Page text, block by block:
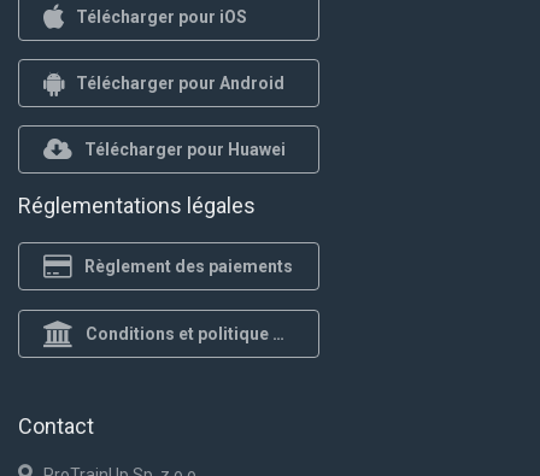
Télécharger pour iOS
Télécharger pour Android
Télécharger pour Huawei
Réglementations légales
Règlement des paiements
Conditions et politique de confidentialité
Contact